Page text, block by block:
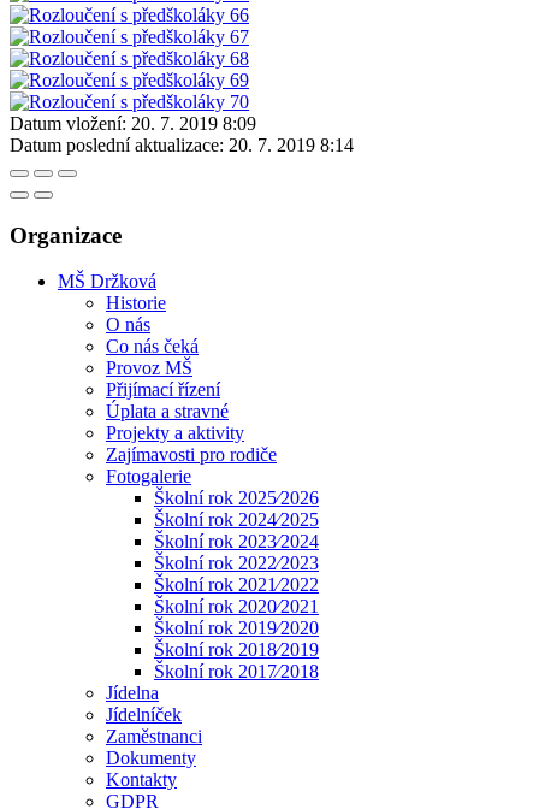
Datum vložení: 20. 7. 2019 8:09
Datum poslední aktualizace: 20. 7. 2019 8:14
Organizace
MŠ Držková
Historie
O nás
Co nás čeká
Provoz MŠ
Přijímací řízení
Úplata a stravné
Projekty a aktivity
Zajímavosti pro rodiče
Fotogalerie
Školní rok 2025⁄2026
Školní rok 2024⁄2025
Školní rok 2023⁄2024
Školní rok 2022⁄2023
Školní rok 2021⁄2022
Školní rok 2020⁄2021
Školní rok 2019⁄2020
Školní rok 2018⁄2019
Školní rok 2017⁄2018
Jídelna
Jídelníček
Zaměstnanci
Dokumenty
Kontakty
GDPR